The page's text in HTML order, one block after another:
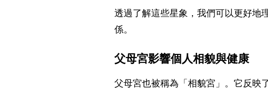
透過了解這些星象，我們可以更好地
係。
父母宮影響個人相貌與健康
父母宮也被稱為「相貌宮」。它反映